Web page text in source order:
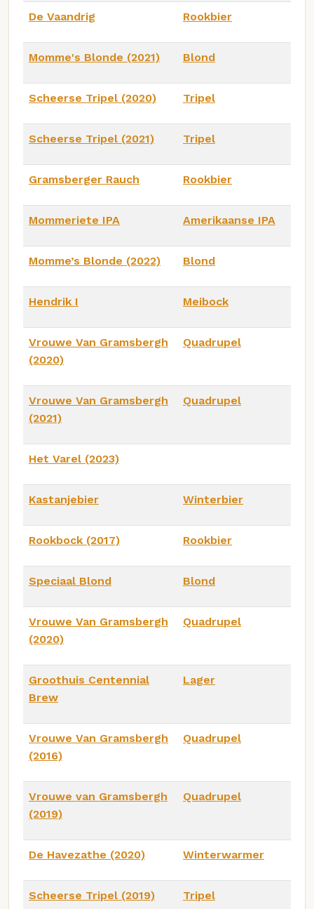
De Vaandrig Rookbier
Momme's Blonde (2021) Blond
Scheerse Tripel (2020) Tripel
Scheerse Tripel (2021) Tripel
Gramsberger Rauch Rookbier
Mommeriete IPA Amerikaanse IPA
Momme’s Blonde (2022) Blond
Hendrik I Meibock
Vrouwe Van Gramsbergh
(2020)
Quadrupel
Vrouwe Van Gramsbergh
(2021)
Quadrupel
Het Varel (2023)
Kastanjebier Winterbier
Rookbock (2017) Rookbier
Speciaal Blond Blond
Vrouwe Van Gramsbergh
(2020)
Quadrupel
Groothuis Centennial
Brew
Lager
Vrouwe Van Gramsbergh
(2016)
Quadrupel
Vrouwe van Gramsbergh
(2019)
Quadrupel
De Havezathe (2020) Winterwarmer
Scheerse Tripel (2019) Tripel